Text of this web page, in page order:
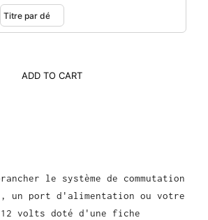
de batterie FPV
ADD TO CART
le système de commutation
un port d'alimentation ou votre
12 volts doté d'une fiche